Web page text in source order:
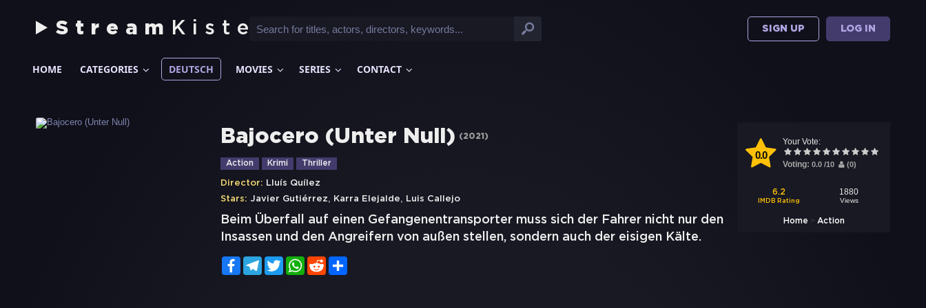
Stream Kiste SIGN UP LOG IN
HOME CATEGORIES DEUTSCH MOVIES SERIES CONTACT
0.0
Your Vote:
Voting: 0.0 /10 (0)
6.2
IMDB Rating
1880
Views
Home > Action
Bajocero (Unter Null) (2021 )
Action Krimi Thriller
Director: Lluís Quílez
Stars: Javier Gutiérrez, Karra Elejalde, Luis Callejo
Beim Überfall auf einen Gefangenentransporter muss sich der Fahrer nicht nur den
Insassen und den Angreifern von außen stellen, sondern auch der eisigen Kälte.
FacebookTelegramTwitterWhatsApp
Reddit